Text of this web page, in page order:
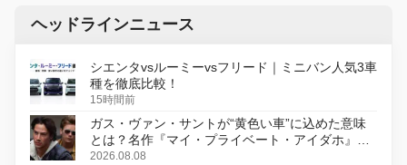
ヘッドラインニュース
シエンタvsルーミーvsフリード｜ミニバン人気3車
種を徹底比較！
15時間前
ガス・ヴァン・サントが“黄色い車”に込めた意味
とは？名作『マイ・プライベート・アイダホ』が
初のデジタルリマスター版で復活
2026.08.08